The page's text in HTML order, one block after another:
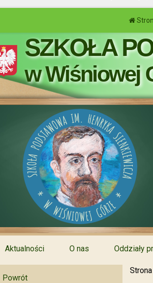
SZKOŁA
w Wiśniowej
Aktualności O nas Oddziały
Powrót